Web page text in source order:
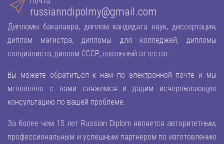
russianndipolmy@gmail.com
Дипломы бакалавра, диплом кандидата наук, диссертация,
диплом магистра, дипломы для колледжей, дипломы
специалиста, диплом СССР, школьный аттестат.
Вы можете обратиться к нам по электронной почте и мы
мгновенно с вами свяжемся и дадим исчерпывающую
консультацию по вашей проблеме.
За более чем 15 лет Russian Diplom является авторитетным,
профессиональным и успешным партнером по изготовлению